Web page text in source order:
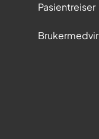
Pasientreiser